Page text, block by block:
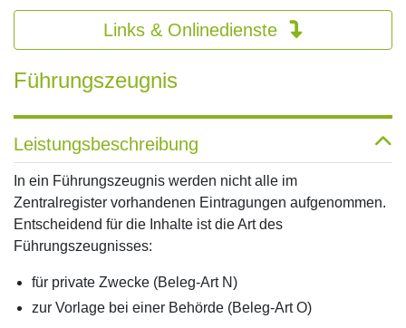
Links & Onlinedienste
Führungszeugnis
Leistungsbeschreibung
In ein Führungszeugnis werden nicht alle im
Zentralregister vorhandenen Eintragungen aufgenommen.
Entscheidend für die Inhalte ist die Art des
Führungszeugnisses:
für private Zwecke (Beleg-Art N)
zur Vorlage bei einer Behörde (Beleg-Art O)